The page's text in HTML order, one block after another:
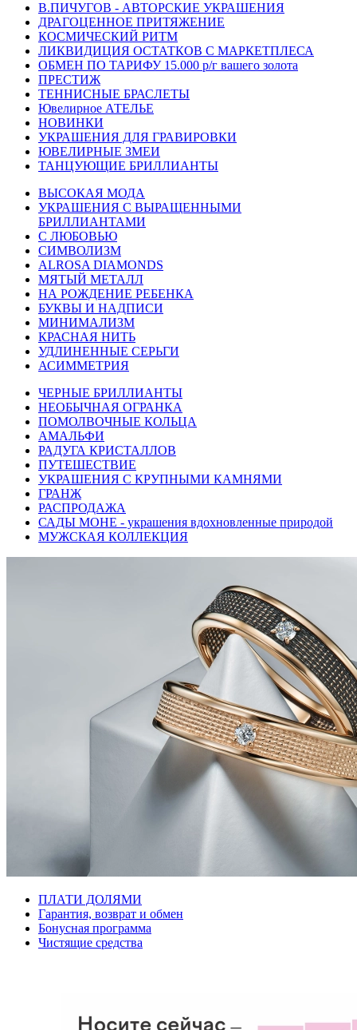
В.ПИЧУГОВ - АВТОРСКИЕ УКРАШЕНИЯ
ДРАГОЦЕННОЕ ПРИТЯЖЕНИЕ
КОСМИЧЕСКИЙ РИТМ
ЛИКВИДИЦИЯ ОСТАТКОВ С МАРКЕТПЛЕСА
ОБМЕН ПО ТАРИФУ 15.000 р/г вашего золота
ПРЕСТИЖ
ТЕННИСНЫЕ БРАСЛЕТЫ
Ювелирное АТЕЛЬЕ
НОВИНКИ
УКРАШЕНИЯ ДЛЯ ГРАВИРОВКИ
ЮВЕЛИРНЫЕ ЗМЕИ
ТАНЦУЮЩИЕ БРИЛЛИАНТЫ
ВЫСОКАЯ МОДА
УКРАШЕНИЯ С ВЫРАЩЕННЫМИ
БРИЛЛИАНТАМИ
С ЛЮБОВЬЮ
СИМВОЛИЗМ
ALROSA DIAMONDS
МЯТЫЙ МЕТАЛЛ
НА РОЖДЕНИЕ РЕБЕНКА
БУКВЫ И НАДПИСИ
МИНИМАЛИЗМ
КРАСНАЯ НИТЬ
УДЛИНЕННЫЕ СЕРЬГИ
АСИММЕТРИЯ
ЧЕРНЫЕ БРИЛЛИАНТЫ
НЕОБЫЧНАЯ ОГРАНКА
ПОМОЛВОЧНЫЕ КОЛЬЦА
АМАЛЬФИ
РАДУГА КРИСТАЛЛОВ
ПУТЕШЕСТВИЕ
УКРАШЕНИЯ С КРУПНЫМИ КАМНЯМИ
ГРАНЖ
РАСПРОДАЖА
САДЫ МОНЕ - украшения вдохновленные природой
МУЖСКАЯ КОЛЛЕКЦИЯ
ПЛАТИ ДОЛЯМИ
Гарантия, возврат и обмен
Бонусная программа
Чистящие средства